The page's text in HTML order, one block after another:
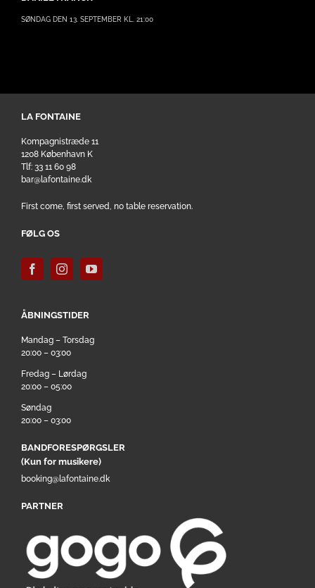
SØNDAG DEN 13. SEPTEMBER KL. 21:00
LA FONTAINE
Kompagnistræde 11
1208 København K
Tlf: 33 11 60 98
bar@lafontaine.dk
First come, first served, no table reservation.
FØLG OS
ÅBNINGSTIDER
Mandag – Torsdag
20:00 – 03:00
Fredag – Lørdag
20:00 – 05:00
Søndag
20:00 – 03:00
BANDFORESPØRGSLER
(Kun for musikere)
booking@lafontaine.dk
PARTNER